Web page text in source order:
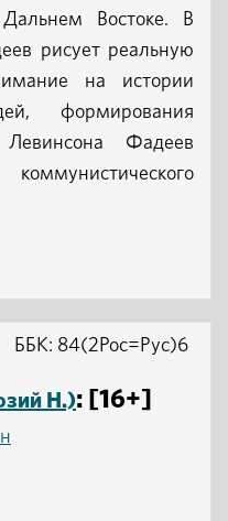
Востоке. В
рисует реальную
на истории
формирования
Фадеев
Н.): [16+]
ББК: 84(2Рос=Рус)6